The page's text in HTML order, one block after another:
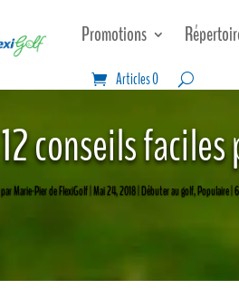
Promotions
Articles 0
12 conseils
parMarie-Pier de FlexiGolf Mai 24, 2018 Débuter au golf,Populaire